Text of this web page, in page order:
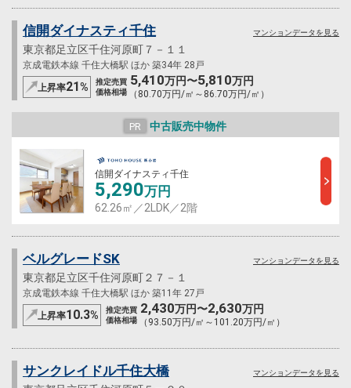
信開ダイナスティ千住
東京都足立区千住河原町７－１１
京成電鉄本線 千住大橋駅 ほか 築34年 28戸
上昇率21%
推定売買
価格相場
5,410万円〜5,810万円
（80.70万円/㎡～86.70万円/㎡）
マンションデータを見る
PR 中古販売中物件
信開ダイナスティ千住
5,290万円
62.26㎡／2LDK／2階
ベルグレードSK
東京都足立区千住河原町２７－１
京成電鉄本線 千住大橋駅 ほか 築11年 27戸
上昇率10.3%
推定売買
価格相場
2,430万円〜2,630万円
（93.50万円/㎡～101.20万円/㎡）
マンションデータを見る
サンクレイドル千住大橋 マンションデータを見る